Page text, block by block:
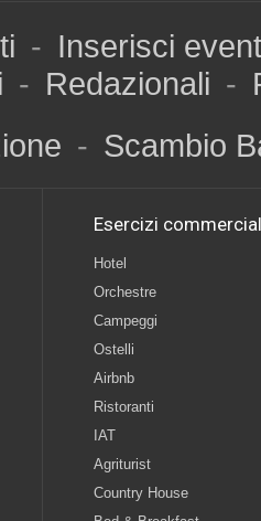
- Inserisci
- Redazionali -
- Scambio
Esercizi
Hotel
Orchestre
Campeggi
Ostelli
Airbnb
Ristoranti
IAT
Agriturist
Country House